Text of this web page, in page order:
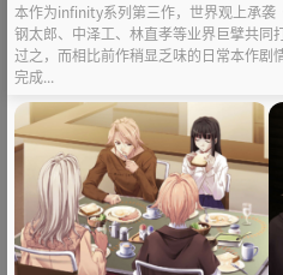
本作为infinity系列第三作，世界观上承
钢太郎、中泽工、林直孝等业界巨擘共同
过之，而相比前作稍显乏味的日常本作剧
完成...